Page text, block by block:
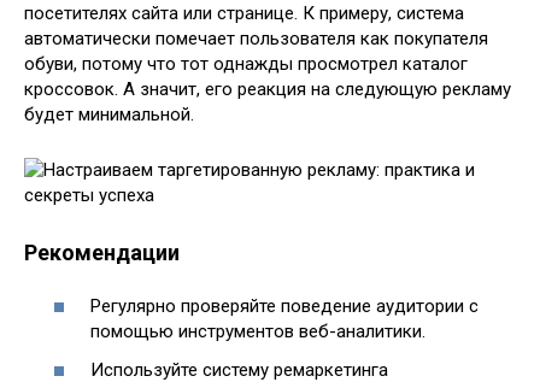
посетителях сайта или странице. К примеру, система
автоматически помечает пользователя как покупателя
обуви, потому что тот однажды просмотрел каталог
кроссовок. А значит, его реакция на следующую рекламу
будет минимальной.
Рекомендации
Регулярно проверяйте поведение аудитории с
помощью инструментов веб-аналитики.
Используйте систему ремаркетинга